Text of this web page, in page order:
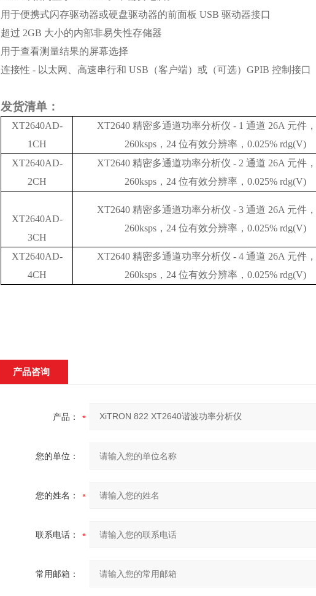
用于便携式闪存驱动器或硬盘驱动器的前面板 USB 驱动器接口
超过 2GB 大小的内部非易失性存储器
用于查看测量结果的屏幕选择
连接性 - 以太网、高速串行和 USB（客户端）或（可选）GPIB 控制接口
发货清单：
XT2640AD-
1CH
XT2640 精密多通道功率分析仪 - 1 通道 26A 元件
260ksps，24 位有效分辨率，0.025% rdg(V)
XT2640AD-
2CH
XT2640 精密多通道功率分析仪 - 2 通道 26A 元件
260ksps，24 位有效分辨率，0.025% rdg(V)
XT2640AD-
3CH
XT2640 精密多通道功率分析仪 - 3 通道 26A 元件
260ksps，24 位有效分辨率，0.025% rdg(V)
XT2640AD-
4CH
XT2640 精密多通道功率分析仪 - 4 通道 26A 元件
260ksps，24 位有效分辨率，0.025% rdg(V)
产品咨询
产品：
您的单位：
您的姓名：
联系电话：
常用邮箱：